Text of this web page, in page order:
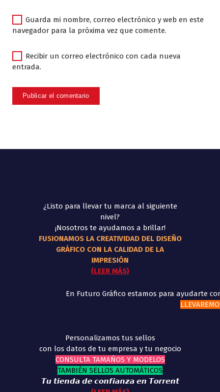
Guarda mi nombre, correo electrónico y web en este
navegador para la próxima vez que comente.
Recibir un correo electrónico con cada nueva
entrada.
¿Listo para llevar tu marca al siguiente
nivel?
¡Nosotros te ayudamos a brillar!
FUSIONAMOS LA CREATIVIDAD DEL DISEÑO
GRÁFICO CON LA CALIDAD DE LA
IMPRESIÓN
(LEER MÁS)
En Futuro Gráfico estamos para ayudarte
Personalizamos tus sellos
con los datos de tu empresa y tu negocio
CONSULTA TAMAÑOS Y MODELOS
TAMBIÉN SELLOS AUTOMÁTICOS
𝙏𝙪 𝙩𝙞𝙚𝙣𝙙𝙖 𝙙𝙚 𝙘𝙤𝙣𝙛𝙞𝙖𝙣𝙯𝙖 𝙚𝙣 𝙏𝙤𝙧𝙧𝙚𝙣𝙩